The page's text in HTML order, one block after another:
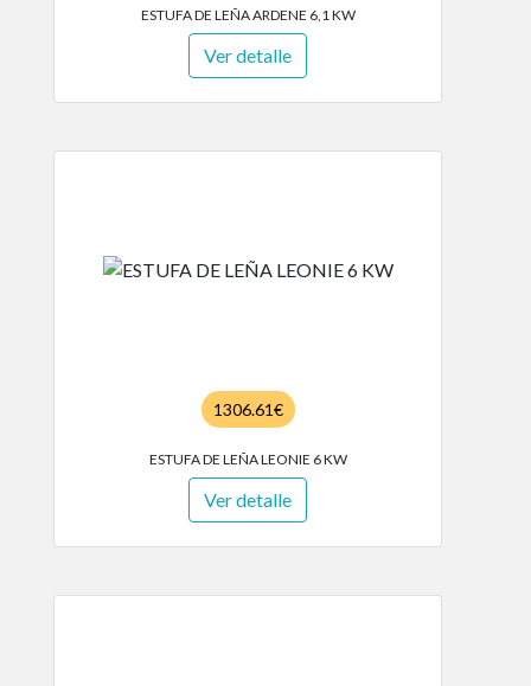
ESTUFA DE LEÑA ARDENE 6,1 KW
Ver detalle
1306.61€
ESTUFA DE LEÑA LEONIE 6 KW
Ver detalle